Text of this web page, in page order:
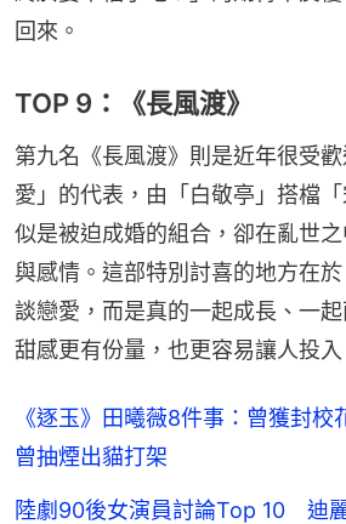
回來。
TOP 9：《長風渡》
第九名《長風渡》則是近年很受
愛」的代表，由「白敬亭」搭檔
似是被迫成婚的組合，卻在亂世
與感情。這部特別討喜的地方在
談戀愛，而是真的一起成長、一
甜感更有份量，也更容易讓人投入
《逐玉》田曦薇8件事：曾獲封
曾抽煙出貓打架
陸劇90後女演員討論Top 10 迪